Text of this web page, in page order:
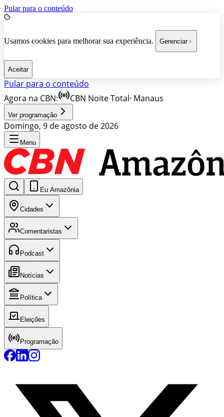
Pular para o conteúdo
Usamos cookies para melhorar sua experiência. Gerenciar
Aceitar
Pular para o conteúdo
Agora na CBN:
CBN Noite Total· Manaus
Ver programação
Domingo, 9 de agosto de 2026
Menu
Eu Amazônia
Cidades
Comentaristas
Podcast
Notícias
Política
Eleições
Programação